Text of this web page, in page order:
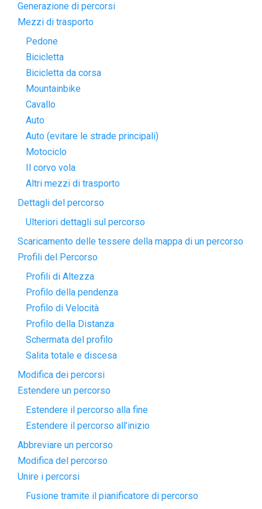
Generazione di percorsi
Mezzi di trasporto
Pedone
Bicicletta
Bicicletta da corsa
Mountainbike
Cavallo
Auto
Auto (evitare le strade principali)
Motociclo
Il corvo vola
Altri mezzi di trasporto
Dettagli del percorso
Ulteriori dettagli sul percorso
Scaricamento delle tessere della mappa di un percorso
Profili del Percorso
Profili di Altezza
Profilo della pendenza
Profilo di Velocità
Profilo della Distanza
Schermata del profilo
Salita totale e discesa
Modifica dei percorsi
Estendere un percorso
Estendere il percorso alla fine
Estendere il percorso all’inizio
Abbreviare un percorso
Modifica del percorso
Unire i percorsi
Fusione tramite il pianificatore di percorso